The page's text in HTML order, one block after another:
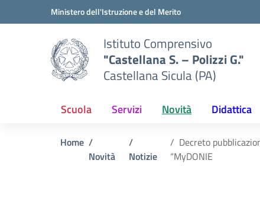
Vai ai contenuti
Vai al menu di navigazioneMinistero dell'Istruzione e del Merito
Istituto Comprensivo
"Castellana S. – Polizzi G."
Castellana Sicula (PA)
Scuola Servizi Novità Didattica
Home
Novità
Notizie
Decreto
“MyDONIE